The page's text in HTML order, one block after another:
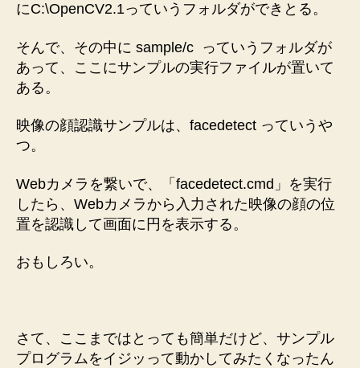
にC:\OpenCV2.1っていうフォルダができとる。
そんで、その中に sample/c  っていうフォルダが
あって、ここにサンプルの実行ファイルが置いて
ある。
映像の顔認識サンプルは、facedetect っていうや
つ。
Webカメラを繋いで、「facedetect.cmd」を実行
したら、Webカメラから入力された映像の顔の位
置を認識して画面に円を表示する。
おもしろい。
さて、ここまではとっても簡単だけど、サンプル
プログラムをイジッって動かしてみたくなったん